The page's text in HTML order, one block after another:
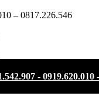
– 0817.226.546
- 0919.620.010